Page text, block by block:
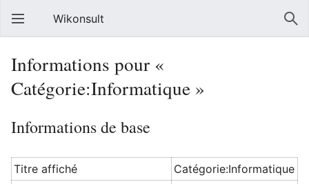
Wikonsult
Informations pour «
Catégorie:Informatique »
Informations de base
Titre affiché
Catégorie:Informatique